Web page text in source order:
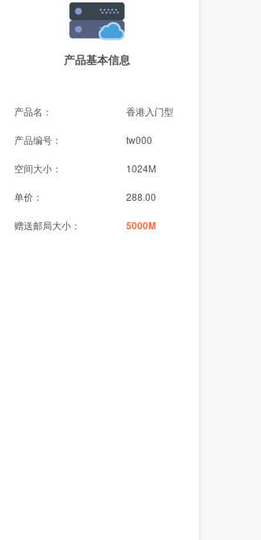
产品基本信息
产品名： 香港入门型
产品编号： tw000
空间大小： 1024M
单价： 288.00
赠送邮局大小： 5000M